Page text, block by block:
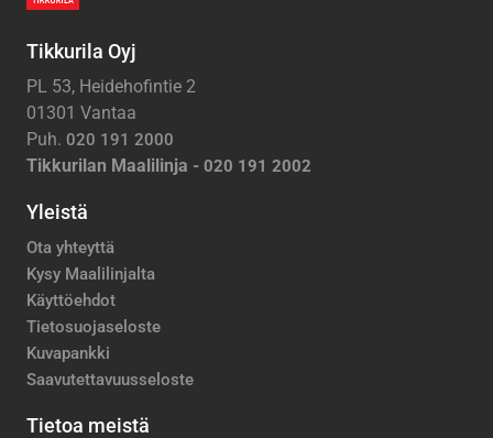
Tikkurila Oyj
PL 53, Heidehofintie 2
01301 Vantaa
Puh. 020 191 2000
Tikkurilan Maalilinja - 020 191 2002
Yleistä
Ota yhteyttä
Kysy Maalilinjalta
Käyttöehdot
Tietosuojaseloste
Kuvapankki
Saavutettavuusseloste
Tietoa meistä